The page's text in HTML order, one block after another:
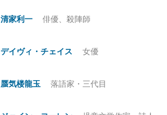
清家利一 俳優、殺陣師
デイヴィ・チェイス 女優
蜃気楼龍玉 落語家・三代目